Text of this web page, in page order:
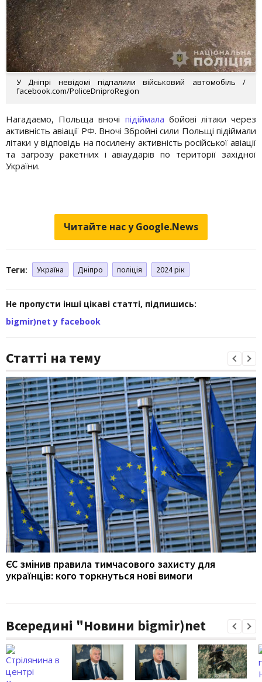
У Дніпрі невідомі підпалили військовий автомобіль /
facebook.com/PoliceDniproRegion
Нагадаємо, Польща вночі підіймала бойові літаки через
активність авіації РФ. Вночі Збройні сили Польщі підіймали
літаки у відповідь на посилену активність російської авіації
та загрозу ракетних і авіаударів по території західної
України.
Читайте нас у Google.News
Теги: Україна Дніпро поліція 2024 рік
Не пропусти інші цікаві статті, підпишись:
bigmir)net у facebook
Статті на тему
ЄС змінив правила тимчасового захисту для
українців: кого торкнуться нові вимоги
Всередині "Новини bigmir)net